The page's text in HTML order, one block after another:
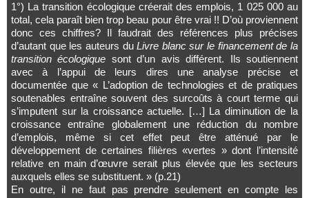
1°) La transition écologique créerait des emplois, 1 025 000 au
total, cela paraît bien trop beau pour être vrai !! D’où proviennent
donc ces chiffres? Il faudrait des références plus précises
d’autant que les auteurs duLivre blanc sur le financement de la
transition écologique sont d’un avis différent. Ils soutiennent
avec à l’appui de leurs dires une analyse précise et
documentée que « L’adoption de technologies et de pratiques
soutenables entraîne souvent des surcoûts à court terme qui
s’imputent sur la croissance actuelle. […] La diminution de la
croissance entraîne globalement une réduction du nombre
d’emplois, même si cet effet peut être atténué par le
développement de certaines filières «vertes » dont l’intensité
relative en main d’œuvre serait plus élevée que les secteurs
auxquels elles se substituent. » (p.21)
En outre, il ne faut pas prendre seulement en compte les